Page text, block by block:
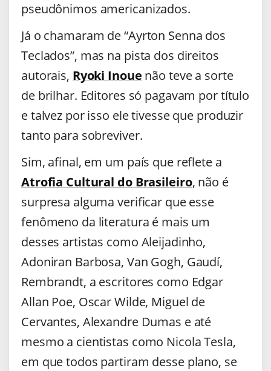
pseudônimos americanizados.
Já o chamaram de “Ayrton Senna dos
Teclados”, mas na pista dos direitos
autorais, Ryoki Inoue não teve a sorte
de brilhar. Editores só pagavam por título
e talvez por isso ele tivesse que produzir
tanto para sobreviver.
Sim, afinal, em um país que reflete a
Atrofia Cultural do Brasileiro, não é
surpresa alguma verificar que esse
fenômeno da literatura é mais um
desses artistas como Aleijadinho,
Adoniran Barbosa, Van Gogh, Gaudí,
Rembrandt, a escritores como Edgar
Allan Poe, Oscar Wilde, Miguel de
Cervantes, Alexandre Dumas e até
mesmo a cientistas como Nicola Tesla,
em que todos partiram desse plano, se